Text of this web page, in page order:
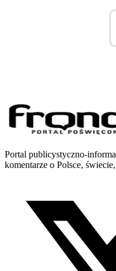
Portal publicystyczno-
komentarze o Polsce,